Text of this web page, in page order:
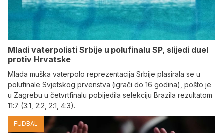
Mladi vaterpolisti Srbije u polufinalu SP, slijedi duel
protiv Hrvatske
Mlada muška vaterpolo reprezentacija Srbije plasirala se u
polufinale Svjetskog prvenstva (igrači do 16 godina), pošto je
u Zagrebu u četvrtfinalu pobijedila selekciju Brazila rezultatom
11:7 (3:1, 2:2, 2:1, 4:3).
FUDBAL